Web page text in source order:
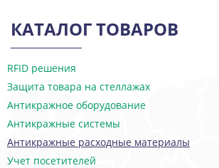
КАТАЛОГ ТОВАРОВ
RFID решения
Защита товара на стеллажах
Антикражное оборудование
Антикражные системы
Антикражные расходные материалы
Учет посетителей